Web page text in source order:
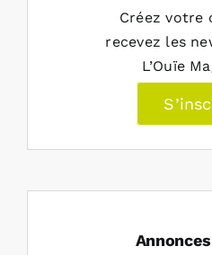
Créez votre
recevez les
L’Ouïe